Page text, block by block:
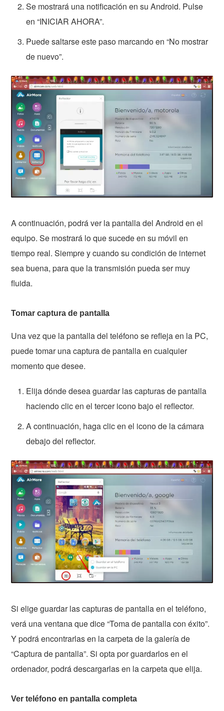
Se mostrará una notificación en su Android. Pulse
en “INICIAR AHORA”.
Puede saltarse este paso marcando en “No mostrar
de nuevo”.
A continuación, podrá ver la pantalla del Android en el
equipo. Se mostrará lo que sucede en su móvil en
tiempo real. Siempre y cuando su condición de internet
sea buena, para que la transmisión pueda ser muy
fluida.
Tomar captura de pantalla
Una vez que la pantalla del teléfono se refleja en la PC,
puede tomar una captura de pantalla en cualquier
momento que desee.
Elija dónde desea guardar las capturas de pantalla
haciendo clic en el tercer icono bajo el reflector.
A continuación, haga clic en el icono de la cámara
debajo del reflector.
Si elige guardar las capturas de pantalla en el teléfono,
verá una ventana que dice “Toma de pantalla con éxito”.
Y podrá encontrarlas en la carpeta de la galería de
“Captura de pantalla”. Si opta por guardarlos en el
ordenador, podrá descargarlas en la carpeta que elija.
Ver teléfono en pantalla completa